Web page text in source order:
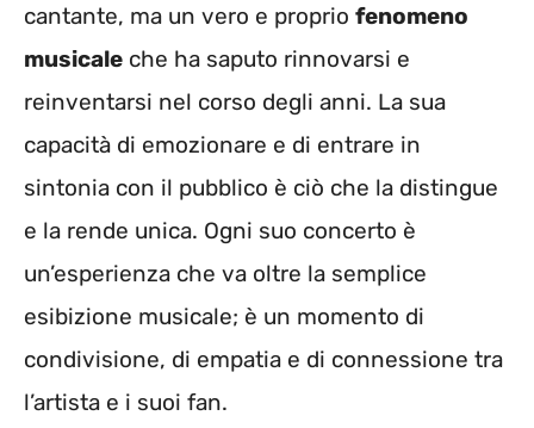
cantante, ma un vero e proprio fenomeno
musicale che ha saputo rinnovarsi e
reinventarsi nel corso degli anni. La sua
capacità di emozionare e di entrare in
sintonia con il pubblico è ciò che la distingue
e la rende unica. Ogni suo concerto è
un’esperienza che va oltre la semplice
esibizione musicale; è un momento di
condivisione, di empatia e di connessione tra
l’artista e i suoi fan.